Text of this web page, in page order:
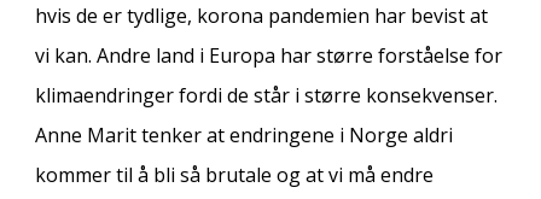
hvis de er tydlige, korona pandemien har bevist at
vi kan. Andre land i Europa har større forståelse for
klimaendringer fordi de står i større konsekvenser.
Anne Marit tenker at endringene i Norge aldri
kommer til å bli så brutale og at vi må endre